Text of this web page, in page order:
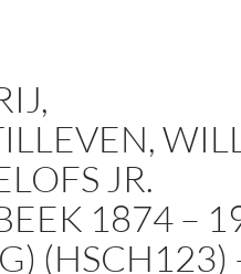
JR.
1874 –
(HSCH123)